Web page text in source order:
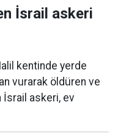
İsrail askeri
kentinde yerde
vurarak öldüren ve
İsrail askeri, ev